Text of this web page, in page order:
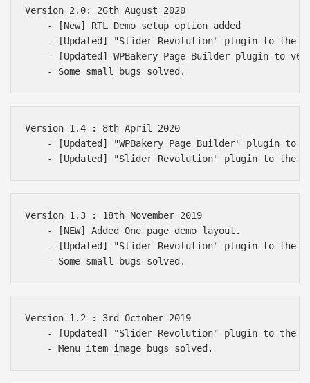
Version 2.0: 26th August 2020
    - [New] RTL Demo setup option added
- [Updated] "Slider Revolution" plugin to the
- [Updated] WPBakery Page Builder plugin to
Version 1.4 : 8th April 2020
- [Updated] "WPBakery Page Builder" plugin to
Version 1.3 : 18th November 2019
    - [NEW] Added One page demo layout.
- [Updated] "Slider Revolution" plugin to the
Version 1.2 : 3rd October 2019
- [Updated] "Slider Revolution" plugin to the